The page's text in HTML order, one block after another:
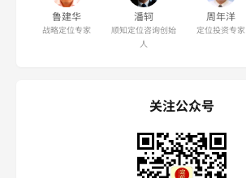
鲁建华
战略定位专家
潘轲
顺知定位咨询创始
人
周年洋
定位投资专家
关注公众号